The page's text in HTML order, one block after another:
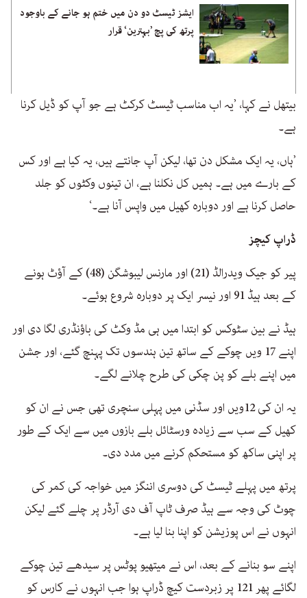
ایشز ٹیسٹ دو دن میں ختم ہو جانے کے باوجود
پرتھ کی پچ ’بہترین‘ قرار
بیتھل نے کہا، ’یہ اب مناسب ٹیسٹ کرکٹ ہے جو آپ کو ڈیل کرنا
ہے۔
’ہاں، یہ ایک مشکل دن تھا، لیکن آپ جانتے ہیں، یہ کیا ہے اور کس
کے بارے میں ہے۔ ہمیں کل نکلنا ہے، ان تینوں وکٹوں کو جلد
حاصل کرنا ہے اور دوبارہ کھیل میں واپس آنا ہے۔‘
ڈراپ کیچز
پیر کو جیک ویدرالڈ (21) اور مارنس لیبوشگن (48) کے آؤٹ ہونے
کے بعد ہیڈ 91 اور نیسر ایک پر دوبارہ شروع ہوئے۔
ہیڈ نے بین سٹوکس کو ابتدا میں ہی مڈ وکٹ کی باؤنڈری لگا دی اور
اپنے 17 ویں چوکے کے ساتھ تین ہندسوں تک پہنچ گئے، اور جشن
میں اپنے بلے کو پن چکی کی طرح چلانے لگے۔
یہ ان کی 12ویں اور سڈنی میں پہلی سنچری تھی جس نے ان کو
کھیل کے سب سے زیادہ ورسٹائل بلے بازوں میں سے ایک کے طور
پر اپنی ساکھ کو مستحکم کرنے میں مدد دی۔
پرتھ میں پہلے ٹیسٹ کی دوسری اننگز میں خواجہ کی کمر کی
چوٹ کی وجہ سے ہیڈ صرف ٹاپ آف دی آرڈر پر چلے گئے لیکن
انہوں نے اس پوزیشن کو اپنا بنا لیا ہے۔
اپنے سو بنانے کے بعد، اس نے میتھیو پوٹس پر سیدھے تین چوکے
لگائے پھر 121 پر زبردست کیچ ڈراپ ہوا جب انہوں نے کارس کو